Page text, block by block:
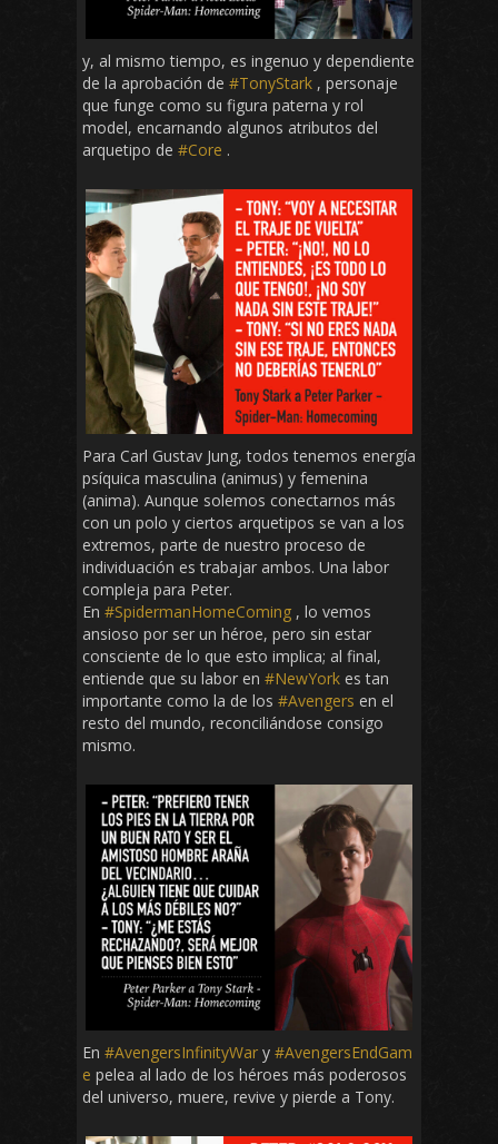
y, al mismo tiempo, es ingenuo y dependiente
de la aprobación de #TonyStark , personaje
que funge como su figura paterna y rol
model, encarnando algunos atributos del
arquetipo de #Core .
Para Carl Gustav Jung, todos tenemos energía
psíquica masculina (animus) y femenina
(anima). Aunque solemos conectarnos más
con un polo y ciertos arquetipos se van a los
extremos, parte de nuestro proceso de
individuación es trabajar ambos. Una labor
compleja para Peter.
En #SpidermanHomeComing , lo vemos
ansioso por ser un héroe, pero sin estar
consciente de lo que esto implica; al final,
entiende que su labor en #NewYork es tan
importante como la de los #Avengers en el
resto del mundo, reconciliándose consigo
mismo.
En #AvengersInfinityWar y #AvengersEndGam
e pelea al lado de los héroes más poderosos
del universo, muere, revive y pierde a Tony.